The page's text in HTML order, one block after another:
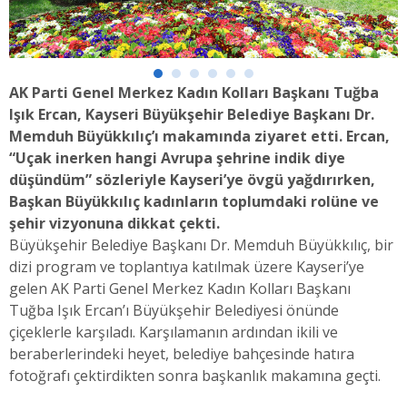
AK Parti Genel Merkez Kadın Kolları Başkanı Tuğba
Işık Ercan, Kayseri Büyükşehir Belediye Başkanı Dr.
Memduh Büyükkılıç’ı makamında ziyaret etti. Ercan,
“Uçak inerken hangi Avrupa şehrine indik diye
düşündüm” sözleriyle Kayseri’ye övgü yağdırırken,
Başkan Büyükkılıç kadınların toplumdaki rolüne ve
şehir vizyonuna dikkat çekti.
Büyükşehir Belediye Başkanı Dr. Memduh Büyükkılıç, bir
dizi program ve toplantıya katılmak üzere Kayseri’ye
gelen AK Parti Genel Merkez Kadın Kolları Başkanı
Tuğba Işık Ercan’ı Büyükşehir Belediyesi önünde
çiçeklerle karşıladı. Karşılamanın ardından ikili ve
beraberlerindeki heyet, belediye bahçesinde hatıra
fotoğrafı çektirdikten sonra başkanlık makamına geçti.